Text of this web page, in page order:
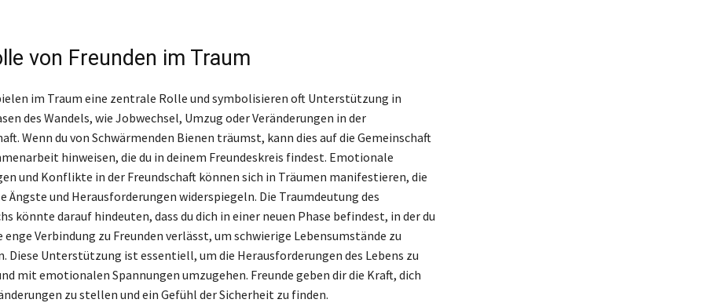
von Freunden im Traum
im Traum eine zentrale Rolle und symbolisieren oft Unterstützung in
des Wandels, wie Jobwechsel, Umzug oder Veränderungen in der
Wenn du von Schwärmenden Bienen träumst, kann dies auf die Gemeinschaft
hinweisen, die du in deinem Freundeskreis findest. Emotionale
und Konflikte in der Freundschaft können sich in Träumen manifestieren, die
Ängste und Herausforderungen widerspiegeln. Die Traumdeutung des
könnte darauf hindeuten, dass du dich in einer neuen Phase befindest, in der du
enge Verbindung zu Freunden verlässt, um schwierige Lebensumstände zu
Diese Unterstützung ist essentiell, um die Herausforderungen des Lebens zu
mit emotionalen Spannungen umzugehen. Freunde geben dir die Kraft, dich
zu stellen und ein Gefühl der Sicherheit zu finden.